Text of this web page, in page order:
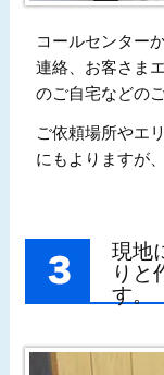
コールセンター
連絡、お客さま
のご自宅などの
ご依頼場所やエ
にもよりますが
現地
りと
す。